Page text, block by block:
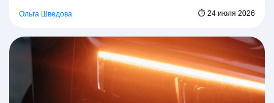
Ольга Шведова ⏱ 24 июля 2026